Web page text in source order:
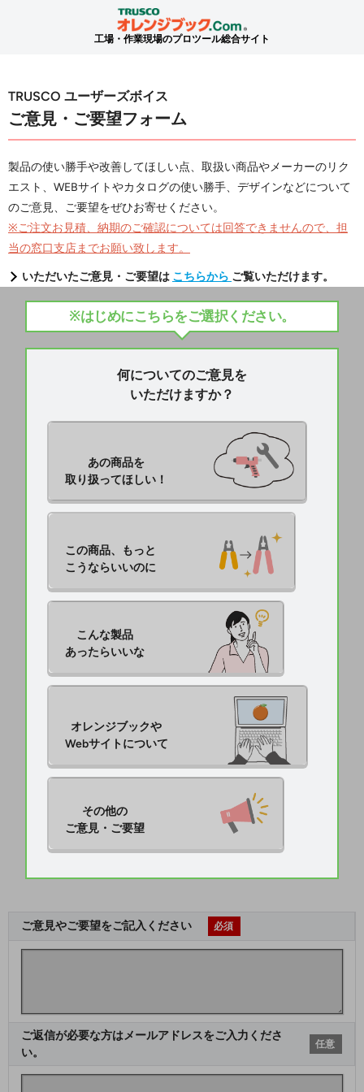
工場・作業現場のプロツール総合サイト
TRUSCO ユーザーズボイス
ご意見・ご要望フォーム
製品の使い勝手や改善してほしい点、取扱い商品やメーカーのリク
エスト、WEBサイトやカタログの使い勝手、デザインなどについて
のご意見、ご要望をぜひお寄せください。
※ご注文お見積、納期のご確認については回答できませんので、担
当の窓口支店までお願い致します。
いただいたご意見・ご要望は こちらから ご覧いただけます。
※はじめにこちらをご選択ください。
何についてのご意見を
いただけますか？
あの商品を
取り扱ってほしい！
この商品、もっと
こうならいいのに
こんな製品
あったらいいな
オレンジブックや
Webサイトについて
その他の
ご意見・ご要望
ご意見やご要望をご記入ください 必須
ご返信が必要な方はメールアドレスをご入力くださ
い。
任意